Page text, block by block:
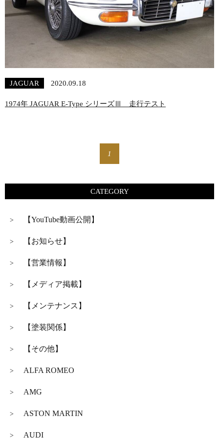
JAGUAR 2020.09.18
1974年 JAGUAR E-Type シリーズⅢ 走行テスト
1
CATEGORY
> 【YouTube動画公開】
> 【お知らせ】
> 【営業情報】
> 【メディア掲載】
> 【メンテナンス】
> 【塗装関係】
> 【その他】
> ALFA ROMEO
> AMG
> ASTON MARTIN
> AUDI